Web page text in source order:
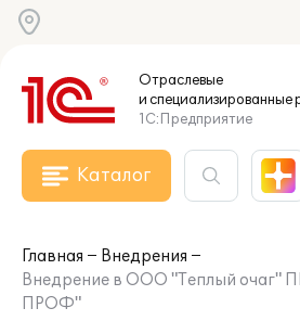
Отраслевые
и специализированные
1С:Предприятие
Каталог
Главная
Внедрения
Внедрение в ООО "Теплый очаг"
ПРОФ"